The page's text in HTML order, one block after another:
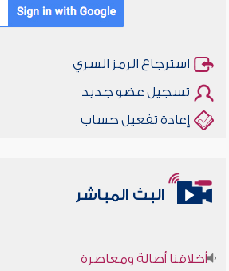
استرجاع الرمز السري
تسجيل عضو جديد
إعادة تفعيل حساب
البث المباشر
أخلاقنا أصالة ومعاصرة